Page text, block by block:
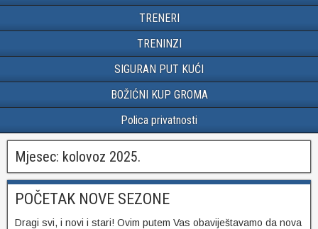
TRENERI
TRENINZI
SIGURAN PUT KUĆI
BOŽIĆNI KUP GROMA
Polica privatnosti
Mjesec: kolovoz 2025.
POČETAK NOVE SEZONE
Dragi svi, i novi i stari! Ovim putem Vas obaviještavamo da nova